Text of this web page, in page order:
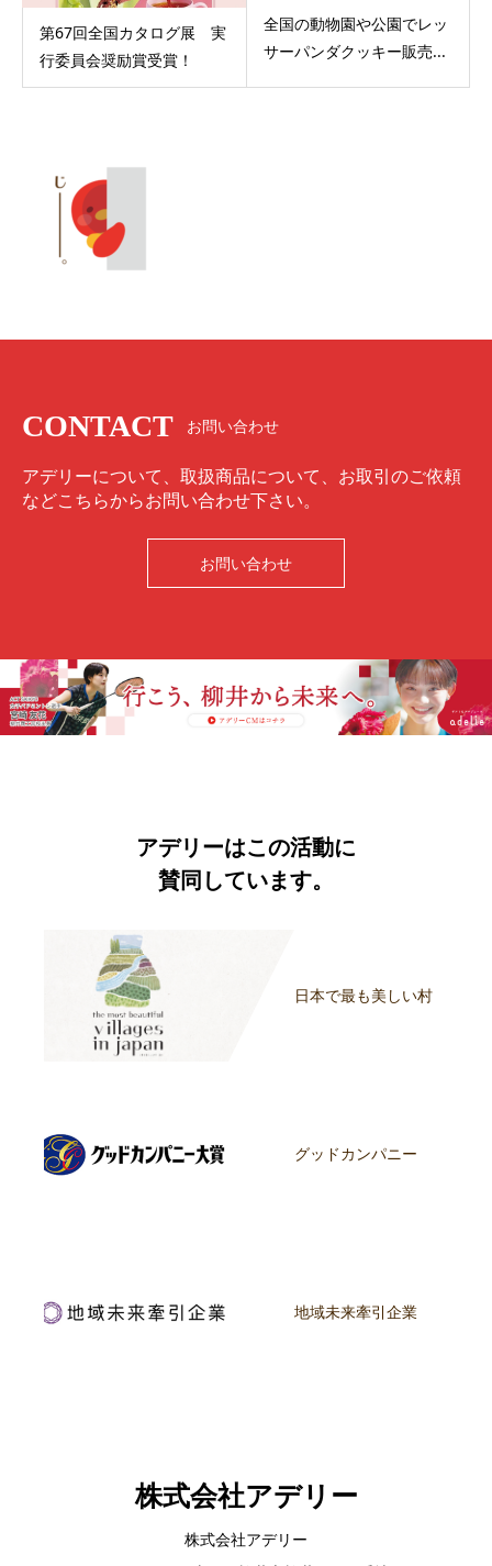
第67回全国カタログ展 実
行委員会奨励賞受賞！
全国の動物園や公園でレッ
サーパンダクッキー販売...
CONTACT お問い合わせ
アデリーについて、取扱商品について、お取引のご依頼
などこちらからお問い合わせ下さい。
お問い合わせ
アデリーはこの活動に
賛同しています。
日本で最も美しい村
グッドカンパニー
地域未来牽引企業
株式会社アデリー
株式会社アデリー